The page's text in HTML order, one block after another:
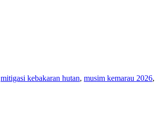
mitigasi kebakaran hutan, musim kemarau 2026,